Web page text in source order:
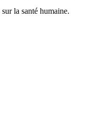
la santé humaine.